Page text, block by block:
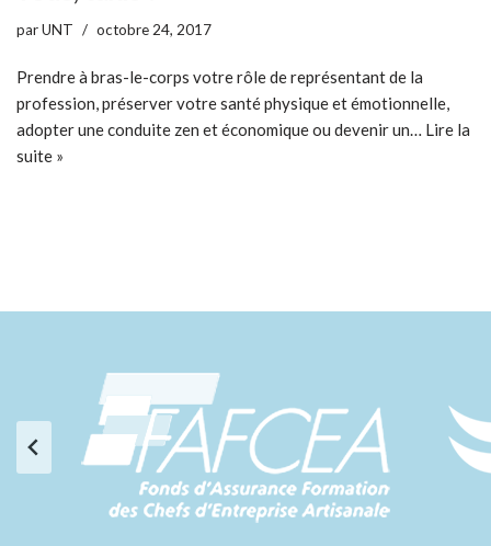
parUNT octobre 24, 2017
Prendre à bras-le-corps votre rôle de représentant de la
profession, préserver votre santé physique et émotionnelle,
adopter une conduite zen et économique ou devenir un… Lire la
suite »